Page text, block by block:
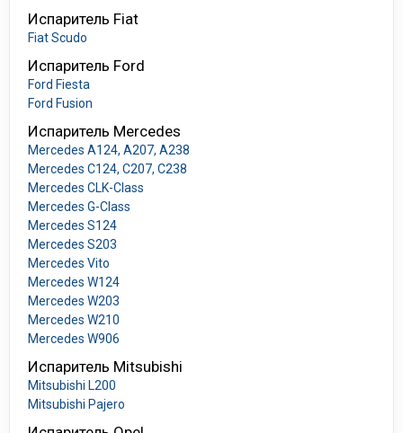
Испаритель Fiat
Fiat Scudo
Испаритель Ford
Ford Fiesta
Ford Fusion
Испаритель Mercedes
Mercedes A124, A207, A238
Mercedes C124, C207, C238
Mercedes CLK-Class
Mercedes G-Class
Mercedes S124
Mercedes S203
Mercedes Vito
Mercedes W124
Mercedes W203
Mercedes W210
Mercedes W906
Испаритель Mitsubishi
Mitsubishi L200
Mitsubishi Pajero